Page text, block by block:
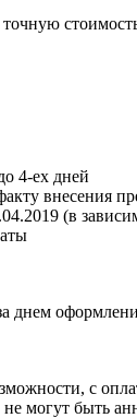
4-ех дней
внесения
(в
днем
с
могут быть